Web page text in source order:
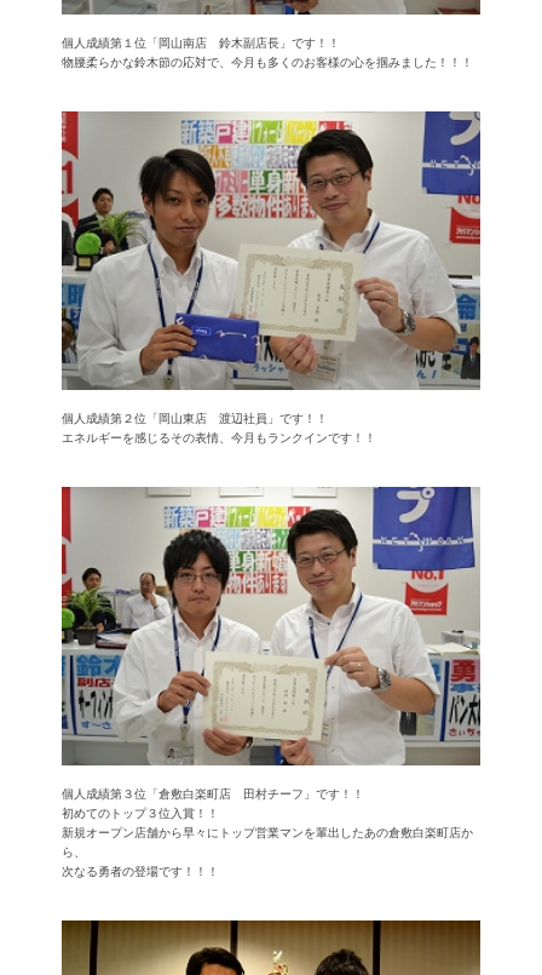
個人成績第１位「岡山南店 鈴木副店長」です！！
物腰柔らかな鈴木節の応対で、今月も多くのお客様の心を掴みました！！！
個人成績第２位「岡山東店 渡辺社員」です！！
エネルギーを感じるその表情、今月もランクインです！！
個人成績第３位「倉敷白楽町店 田村チーフ」です！！
初めてのトップ３位入賞！！
新規オープン店舗から早々にトップ営業マンを輩出したあの倉敷白楽町店か
ら、
次なる勇者の登場です！！！